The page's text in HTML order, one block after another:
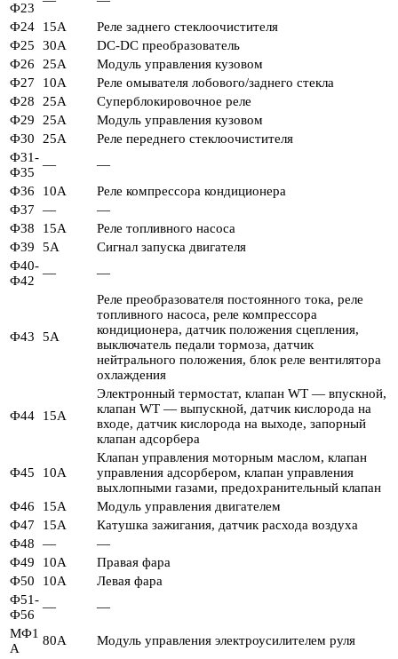
Ф23
Ф24
15А
Реле заднего стеклоочистителя
Ф25
30А
DC-DC преобразователь
Ф26
25А
Модуль управления кузовом
Ф27
10А
Реле омывателя лобового/заднего стекла
Ф28
25А
Суперблокировочное реле
Ф29
25А
Модуль управления кузовом
Ф30
25А
Реле переднего стеклоочистителя
Ф31-
Ф35
—
—
Ф36
10А
Реле компрессора кондиционера
Ф37
—
—
Ф38
15А
Реле топливного насоса
Ф39
5А
Сигнал запуска двигателя
Ф40-
Ф42
— —
Ф43 5А
Реле преобразователя постоянного тока, реле
топливного насоса, реле компрессора
кондиционера, датчик положения сцепления,
выключатель педали тормоза, датчик
нейтрального положения, блок реле вентилятора
охлаждения
Ф44 15А
Электронный термостат, клапан WT — впускной,
клапан WT — выпускной, датчик кислорода на
входе, датчик кислорода на выходе, запорный
клапан адсорбера
Ф45 10А
Клапан управления моторным маслом, клапан
управления адсорбером, клапан управления
выхлопными газами, предохранительный клапан
Ф46
15А
Модуль управления двигателем
Ф47
15А
Катушка зажигания, датчик расхода воздуха
Ф48
—
—
Ф49
10А
Правая фара
Ф50
10А
Левая фара
Ф51-
Ф56
—
—
МФ1
А
80А
Модуль управления электроусилителем руля